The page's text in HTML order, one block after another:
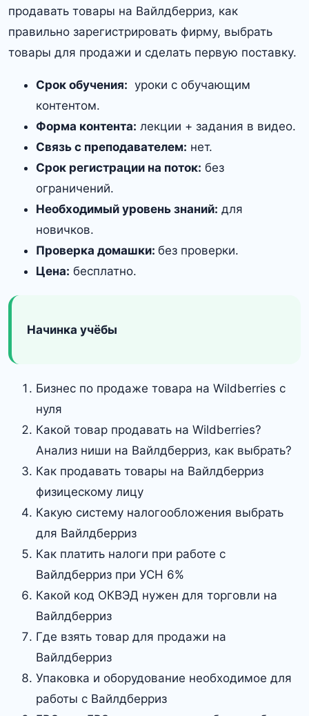
продавать товары на Вайлдберриз, как
правильно зарегистрировать фирму, выбрать
товары для продажи и сделать первую поставку.
Срок обучения: уроки с обучающим
контентом.
Форма контента: лекции + задания в видео.
Связь с преподавателем: нет.
Срок регистрации на поток: без
ограничений.
Необходимый уровень знаний: для
новичков.
Проверка домашки: без проверки.
Цена: бесплатно.
Начинка учёбы
Бизнес по продаже товара на Wildberries с
нуля
Какой товар продавать на Wildberries?
Анализ ниши на Вайлдберриз, как выбрать?
Как продавать товары на Вайлдберриз
физицескому лицу
Какую систему налогообложения выбрать
для Вайлдберриз
Как платить налоги при работе с
Вайлдберриз при УСН 6%
Какой код ОКВЭД нужен для торговли на
Вайлдберриз
Где взять товар для продажи на
Вайлдберриз
Упаковка и оборудование необходимое для
работы с Вайлдберриз